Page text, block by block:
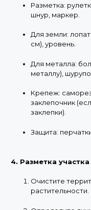
Разметка:
шнур, маркер.
Для земли:
см), уровень.
Для металла:
металлу),
Крепеж:
заклепочник
заклепки).
Защита:
4. Разметка участка
Очистите
растительности.